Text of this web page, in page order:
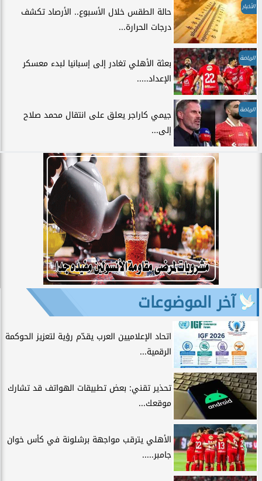
الأخبار
حالة الطقس خلال الأسبوع.. الأرصاد تكشف
درجات الحرارة...
الرياضة
بعثة الأهلي تغادر إلى إسبانيا لبدء معسكر
الإعداد.....
الرياضة
جيمي كاراجر يعلق على انتقال محمد صلاح
إلى...
آخر الموضوعات
اتحاد الإعلاميين العرب يقدّم رؤية لتعزيز الحوكمة
الرقمية...
تحذير تقني: بعض تطبيقات الهواتف قد تشارك
موقعك...
الأهلي يترقب مواجهة برشلونة في كأس خوان
جامبر.....